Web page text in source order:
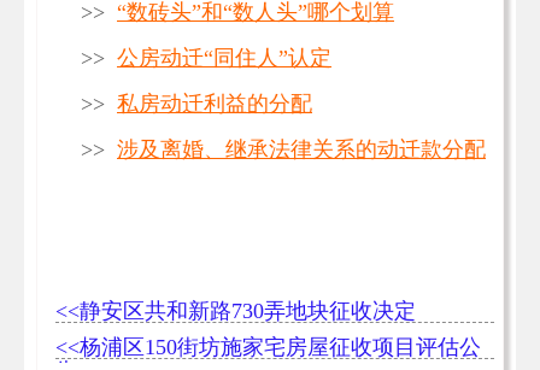
>> “数砖头”和“数人头”哪个划算
>> 公房动迁“同住人”认定
>> 私房动迁利益的分配
>> 涉及离婚、继承法律关系的动迁款分配
<<静安区共和新路730弄地块征收决定
<<杨浦区150街坊施家宅房屋征收项目评估公